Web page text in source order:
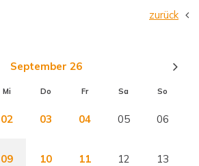
zurück
September 26
Mi Do Fr Sa So
02 03 04 05 06
09 10 11 12 13